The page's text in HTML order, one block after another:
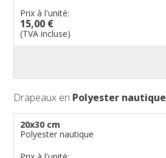
Prix à l'unité:
15,00 €
(TVA incluse)
Drapeaux en Polyester nautique
20x30 cm
Polyester nautique